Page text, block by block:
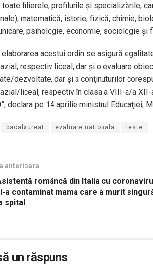
toate filierele, profilurile şi specializările,
matematică, istorie, fizică, chimie,
psihologie, economie, sociologie şi
elaborarea acestui ordin se asigură
respectiv liceal, dar şi o evaluare
dezvoltate, dar şi a conţinuturilor
liceal, respectiv în clasa a VIII-a/a
declara pe 14 aprilie ministrul Educaţiei,
bacalaureat evaluare nationala teste
anterioara
româncă din Italia cu
a contaminat mama care a murit
spital
un răspuns